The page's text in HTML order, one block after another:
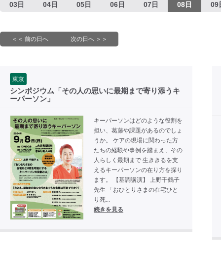
03日 04日 05日 06日 07日 08日 09
＜＜ 前の日へ 次の日へ ＞＞
東京
シンポジウム「その人の思いに最期まで寄り添うキ
ーパーソン」
キーパーソンはどのような役割を
担い、葛藤や課題があるのでしょ
うか。 ケアの現場に関わった方
たちの経験や事例を踏まえ、その
人らしく最期まで 生ききるを支
えるキーパーソンの在り方を探り
ます。 【基調講演】 上野千鶴子
先生 「おひとりさまの在宅ひと
り死...
続きを見る